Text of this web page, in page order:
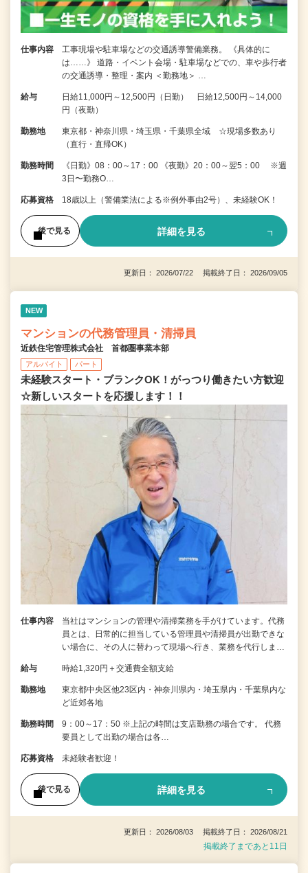
仕事内容
工事現場や駐車場などの交通誘導警備業務。 《具体的に
は……》 道路・イベント会場・駐車場などでの、車や歩行者
の交通誘導・整理・案内 ＜勤務地＞ …
給与
日給11,000円～12,500円（日勤） 日給12,500円～14,000
円（夜勤）
勤務地
東京都・神奈川県・埼玉県・千葉県全域 ☆現場多数あり
（直行・直帰OK）
勤務時間
《日勤》08：00～17：00 《夜勤》20：00～翌5：00 ※週
3日〜勤務O…
応募資格 18歳以上（警備業法による※例外事由2号）、未経験OK！
後で見る 詳細を見る
更新日： 2026/07/22 掲載終了日： 2026/09/05
NEW
マンションの代務管理員・清掃員
近鉄住宅管理株式会社 首都圏事業本部
アルバイト パート
未経験スタート・ブランクOK！がっつり働きたい方歓迎
☆新しいスタートを応援します！！
仕事内容
当社はマンションの管理や清掃業務を手がけています。代務
員とは、日常的に担当している管理員や清掃員が出勤できな
い場合に、その人に替わって現場へ行き、業務を代行しま…
給与 時給1,320円＋交通費全額支給
勤務地
東京都中央区他23区内・神奈川県内・埼玉県内・千葉県内な
ど近郊各地
勤務時間
9：00～17：50 ※上記の時間は支店勤務の場合です。 代務
要員として出勤の場合は各…
応募資格 未経験者歓迎！
後で見る 詳細を見る
更新日： 2026/08/03 掲載終了日： 2026/08/21
掲載終了まであと11日